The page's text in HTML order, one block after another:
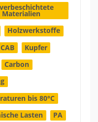
Materialien
Holzwerkstoffe
CAB
Kupfer
Carbon
bis 80°C
Lasten
PA